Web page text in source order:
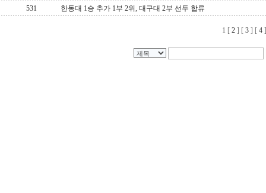
531
한동대 1승 추가 1부 2위, 대구대 2부 선두 합류
1 [ 2] [ 3] [ 4